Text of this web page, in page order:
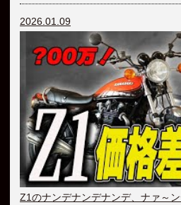
2026.01.09
Z1のナンデナンデナンデ、ナァ～